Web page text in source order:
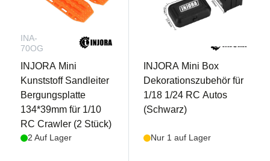
INA-
70OG
INJORA Mini
Kunststoff Sandleiter
Bergungsplatte
134*39mm für 1/10
RC Crawler (2 Stück)
2 Auf Lager
INJORA Mini Box
Dekorationszubehör für
1/18 1/24 RC Autos
(Schwarz)
Nur 1 auf Lager